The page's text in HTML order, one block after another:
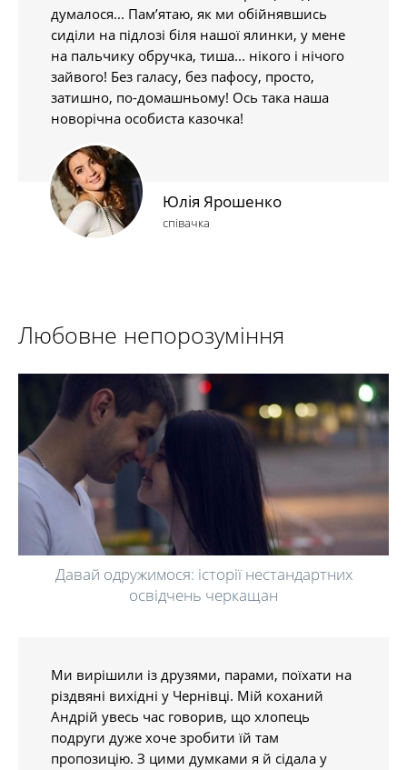
думалося... Пам’ятаю, як ми обійнявшись
сиділи на підлозі біля нашої ялинки, у мене
на пальчику обручка, тиша... нікого і нічого
зайвого! Без галасу, без пафосу, просто,
затишно, по-домашньому! Ось така наша
новорічна особиста казочка!
Юлія Ярошенко
співачка
Любовне непорозуміння
Давай одружимося: історії нестандартних
освідчень черкащан
Ми вирішили із друзями, парами, поїхати на
різдвяні вихідні у Чернівці. Мій коханий
Андрій увесь час говорив, що хлопець
подруги дуже хоче зробити їй там
пропозицію. З цими думками я й сідала у